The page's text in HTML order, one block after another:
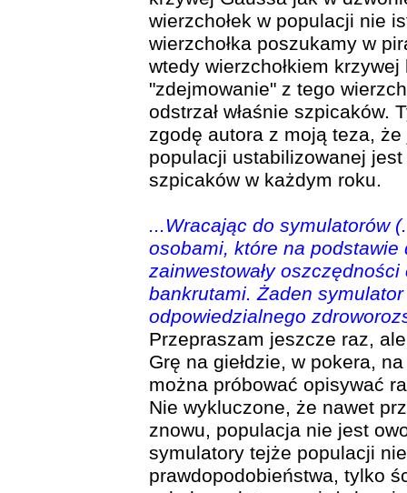
wierzchołek w populacji nie
wierzchołka poszukamy w
wtedy wierzchołkiem
"zdejmowanie" z tego
odstrzał właśnie szpicaków.
zgodę autora z moją teza,
populacji ustabilizowanej
szpicaków w każdym roku.
...Wracając do symulatorów
osobami, które na
zainwestowały oszczędności
bankrutami. Żaden
odpowiedzialnego
Przepraszam jeszcze raz,
Grę na giełdzie, w pokera,
można próbować opisywać
Nie wykluczone, że nawet
znowu, populacja nie jest
symulatory tejże populacji
prawdopodobieństwa, tylko